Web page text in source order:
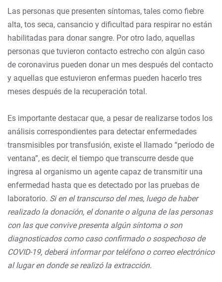
Las personas que presenten síntomas, tales como fiebre
alta, tos seca, cansancio y dificultad para respirar no están
habilitadas para donar sangre. Por otro lado, aquellas
personas que tuvieron contacto estrecho con algún caso
de coronavirus pueden donar un mes después del contacto
y aquellas que estuvieron enfermas pueden hacerlo tres
meses después de la recuperación total.
Es importante destacar que, a pesar de realizarse todos los
análisis correspondientes para detectar enfermedades
transmisibles por transfusión, existe el llamado “período de
ventana”, es decir, el tiempo que transcurre desde que
ingresa al organismo un agente capaz de transmitir una
enfermedad hasta que es detectado por las pruebas de
laboratorio. Si en el transcurso del mes, luego de haber
realizado la donación, el donante o alguna de las personas
con las que convive presenta algún síntoma o son
diagnosticados como caso confirmado o sospechoso de
COVID-19, deberá informar por teléfono o correo electrónico
al lugar en donde se realizó la extracción.